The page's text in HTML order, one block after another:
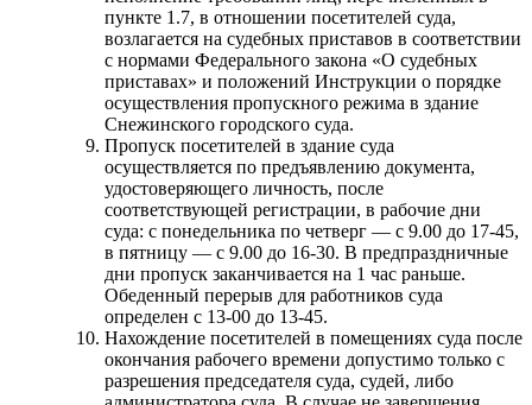
пункте 1.7, в отношении посетителей суда,
возлагается на судебных приставов в соответствии
с нормами Федерального закона «О судебных
приставах» и положений Инструкции о порядке
осуществления пропускного режима в здание
Снежинского городского суда.
Пропуск посетителей в здание суда
осуществляется по предъявлению документа,
удостоверяющего личность, после
соответствующей регистрации, в рабочие дни
суда: с понедельника по четверг — с 9.00 до 17-45,
в пятницу — с 9.00 до 16-30. В предпраздничные
дни пропуск заканчивается на 1 час раньше.
Обеденный перерыв для работников суда
определен с 13-00 до 13-45.
Нахождение посетителей в помещениях суда после
окончания рабочего времени допустимо только с
разрешения председателя суда, судей, либо